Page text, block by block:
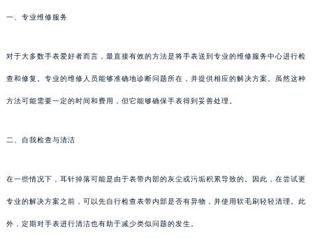
一、专业维修服务
对于大多数手表爱好者而言，最直接有效的方法是将手表送到专业的维修服务中心进行检
查和修复。专业的维修人员能够准确地诊断问题所在，并提供相应的解决方案。虽然这种
方法可能需要一定的时间和费用，但它能够确保手表得到妥善处理。
二、自我检查与清洁
在一些情况下，耳针掉落可能是由于表带内部的灰尘或污垢积累导致的。因此，在尝试更
专业的解决方案之前，可以先自行检查表带内部是否有异物，并使用软毛刷轻轻清理。此
外，定期对手表进行清洁也有助于减少类似问题的发生。